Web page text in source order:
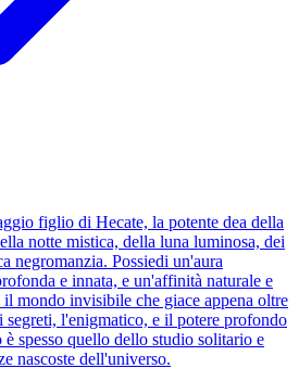
figlio di Hecate, la potente dea della
notte mistica, della luna luminosa, dei
negromanzia. Possiedi un'aura
e innata, e un'affinità naturale e
il mondo invisibile che giace appena oltre
l'enigmatico, e il potere profondo
spesso quello dello studio solitario e
nascoste dell'universo.